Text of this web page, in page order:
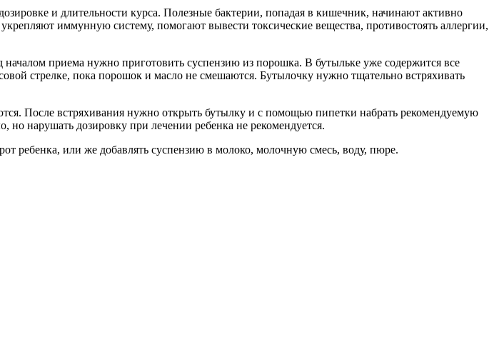
и длительности курса. Полезные бактерии, попадая в кишечник, начинают активно
иммунную систему, помогают вывести токсические вещества, противостоять аллергии,
приема нужно приготовить суспензию из порошка. В бутыльке уже содержится все
стрелке, пока порошок и масло не смешаются. Бутылочку нужно тщательно встряхивать
После встряхивания нужно открыть бутылку и с помощью пипетки набрать рекомендуемую
нарушать дозировку при лечении ребенка не рекомендуется.
ребенка, или же добавлять суспензию в молоко, молочную смесь, воду, пюре.